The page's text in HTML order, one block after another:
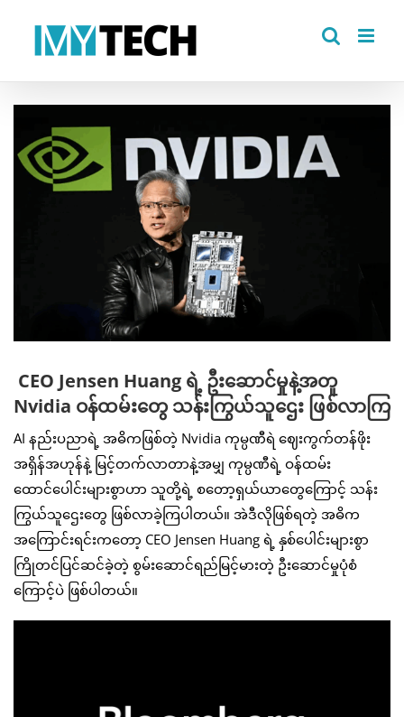
Larger
Image
CEO Jensen Huang ရဲ့ ဦးဆောင်မှုနဲ့အတူ
Nvidia ဝန်ထမ်းတွေ သန်းကြွယ်သူဌေး ဖြစ်လာကြ
AI နည်းပညာရဲ့ အဓိကဖြစ်တဲ့ Nvidia ကုမ္ပဏီရဲ ဈေးကွက်တန်ဖိုး
အရှိန်အဟုန်နဲ့ မြင့်တက်လာတာနဲ့အမျှ ကုမ္ပဏီရဲ့ ဝန်ထမ်း
ထောင်ပေါင်းများစွာဟာ သူတို့ရဲ့ စတော့ရှယ်ယာတွေကြောင့် သန်း
ကြွယ်သူဌေးတွေ ဖြစ်လာခဲ့ကြပါတယ်။ အဲဒီလိုဖြစ်ရတဲ့ အဓိက
အကြောင်းရင်းကတော့ CEO Jensen Huang ရဲ့ နှစ်ပေါင်းများစွာ
ကြိုတင်ပြင်ဆင်ခဲ့တဲ့ စွမ်းဆောင်ရည်မြင့်မားတဲ့ ဦးဆောင်မှုပုံစံ
ကြောင့်ပဲ ဖြစ်ပါတယ်။